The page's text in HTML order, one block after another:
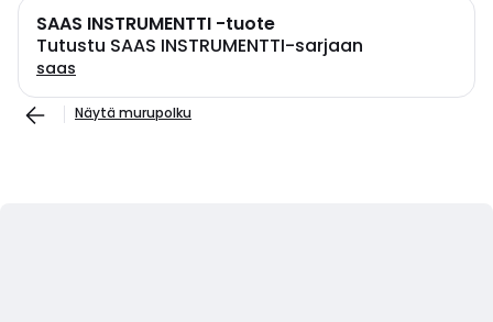
SAAS INSTRUMENTTI -tuote
Tutustu SAAS INSTRUMENTTI-sarjaan
saas
Näytä murupolku